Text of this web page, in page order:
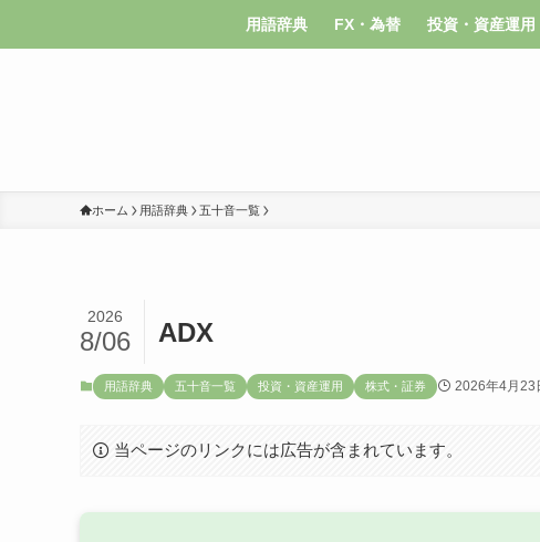
用語辞典 FX・為替 投資・資産運用
ホーム 用語辞典 五十音一覧
ADX
2026
8/06
用語辞典 五十音一覧 投資・資産運用 株式・証券 2026年4月23
当ページのリンクには広告が含まれています。